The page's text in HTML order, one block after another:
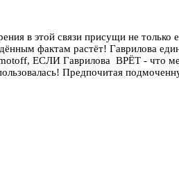
в этой связи присущи не только
фактам растёт! Гаврилова
ЕСЛИ Гаврилова ВРЁТ - что
Предпочитая